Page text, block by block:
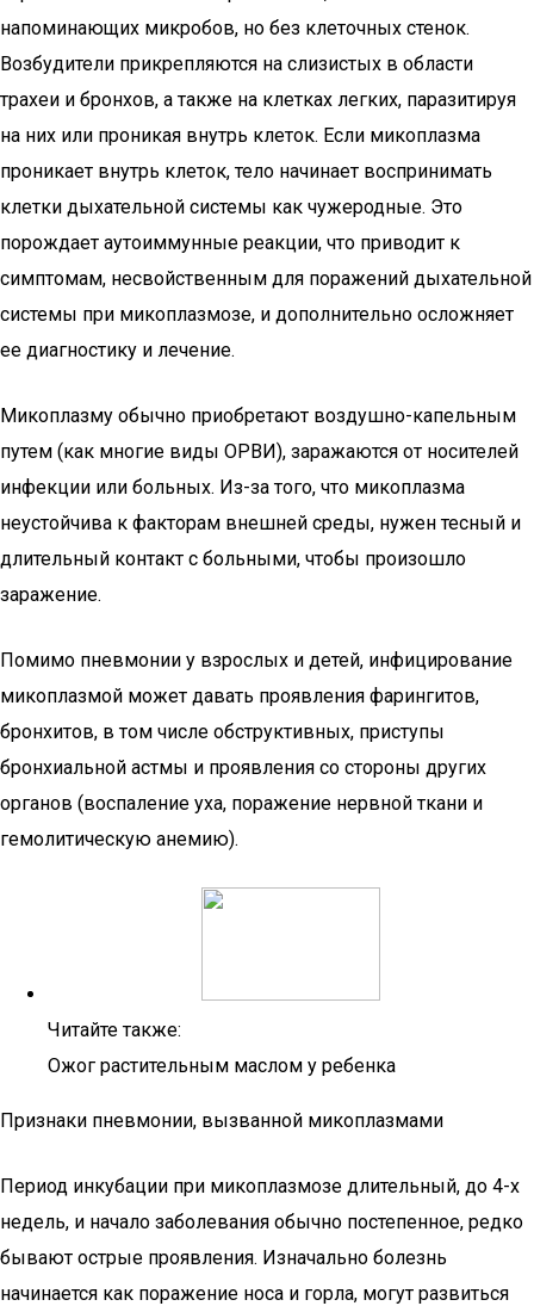
напоминающих микробов, но без клеточных стенок.
Возбудители прикрепляются на слизистых в области
трахеи и бронхов, а также на клетках легких, паразитируя
на них или проникая внутрь клеток. Если микоплазма
проникает внутрь клеток, тело начинает воспринимать
клетки дыхательной системы как чужеродные. Это
порождает аутоиммунные реакции, что приводит к
симптомам, несвойственным для поражений дыхательной
системы при микоплазмозе, и дополнительно осложняет
ее диагностику и лечение.
Микоплазму обычно приобретают воздушно-капельным
путем (как многие виды ОРВИ), заражаются от носителей
инфекции или больных. Из-за того, что микоплазма
неустойчива к факторам внешней среды, нужен тесный и
длительный контакт с больными, чтобы произошло
заражение.
Помимо пневмонии у взрослых и детей, инфицирование
микоплазмой может давать проявления фарингитов,
бронхитов, в том числе обструктивных, приступы
бронхиальной астмы и проявления со стороны других
органов (воспаление уха, поражение нервной ткани и
гемолитическую анемию).
Читайте также:
Ожог растительным маслом у ребенка
Признаки пневмонии, вызванной микоплазмами
Период инкубации при микоплазмозе длительный, до 4-х
недель, и начало заболевания обычно постепенное, редко
бывают острые проявления. Изначально болезнь
начинается как поражение носа и горла, могут развиться